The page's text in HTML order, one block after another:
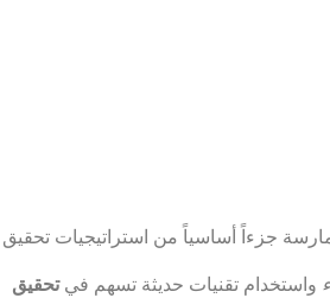
جزءاً أساسياً من استراتيجيات تحقيق
واستخدام تقنيات حديثة تسهم فيتحقيق